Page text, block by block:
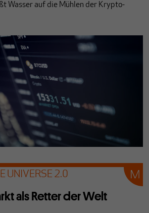
Wasser auf die Mühlen der Krypto-
UNIVERSE 2.0
als Retter der Welt